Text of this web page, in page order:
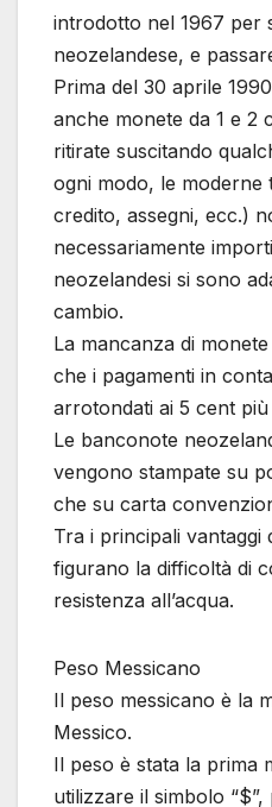
introdotto nel 1967 per
neozelandese, e
Prima del 30 aprile
anche monete da 1 e 2
ritirate suscitando
ogni modo, le moderne
credito, assegni, ecc.)
necessariamente
neozelandesi si sono
cambio.
La mancanza di
che i pagamenti in
arrotondati ai 5 cent più
Le banconote
vengono stampate su
che su carta
Tra i principali vantaggi
figurano la difficoltà di
resistenza all’acqua.
Peso Messicano
Il peso messicano è la
Messico.
Il peso è stata la prima
utilizzare il simbolo